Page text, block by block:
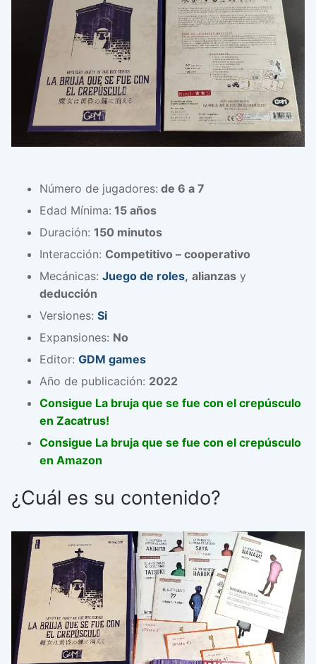
Número de jugadores: de 6 a 7
Edad Mínima: 15 años
Duración: 150 minutos
Interacción: Competitivo – cooperativo
Mecánicas: Juego de roles, alianzas y
deducción
Versiones: Si
Expansiones: No
Editor: GDM games
Año de publicación: 2022
Consigue La bruja que se fue con el crepúsculo
en Zacatrus!
Consigue La bruja que se fue con el crepúsculo
en Amazon
¿Cuál es su contenido?